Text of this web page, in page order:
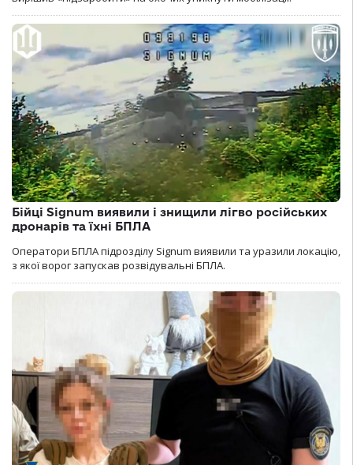
Бійці Signum виявили і знищили лігво російських
дронарів та їхні БПЛА
Оператори БПЛА підрозділу Signum виявили та уразили локацію,
з якої ворог запускав розвідувальні БПЛА.